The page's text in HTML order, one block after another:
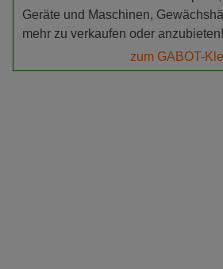
Geräte und Maschinen,
mehr zu verkaufen oder anzubieten!
zum GABOT-